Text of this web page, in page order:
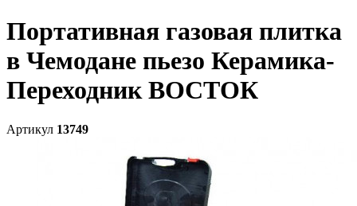
Портативная газовая плитка
в Чемодане пьезо Керамика-
Переходник ВОСТОК
Артикул 13749